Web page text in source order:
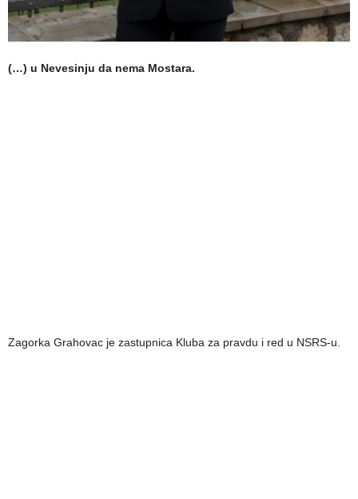
(…) u Nevesinju da nema Mostara.
Zagorka Grahovac je zastupnica Kluba za pravdu i red u NSRS-u.